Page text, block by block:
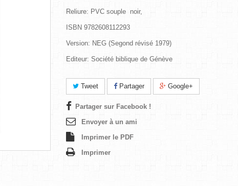
Reliure: PVC souple noir,
ISBN 9782608112293
Version: NEG (Segond révisé 1979)
Editeur: Société biblique de Génève
Tweet Partager Google+
Partager sur Facebook !
Envoyer à un ami
Imprimer le PDF
Imprimer